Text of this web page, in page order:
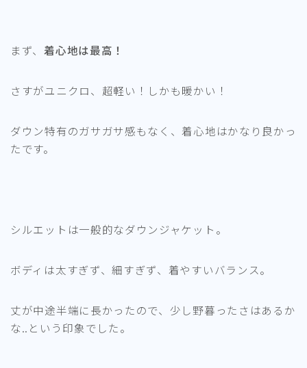
まず、着心地は最高！
さすがユニクロ、超軽い！しかも暖かい！
ダウン特有のガサガサ感もなく、着心地はかなり良かっ
たです。
シルエットは一般的なダウンジャケット。
ボディは太すぎず、細すぎず、着やすいバランス。
丈が中途半端に長かったので、少し野暮ったさはあるか
な..という印象でした。